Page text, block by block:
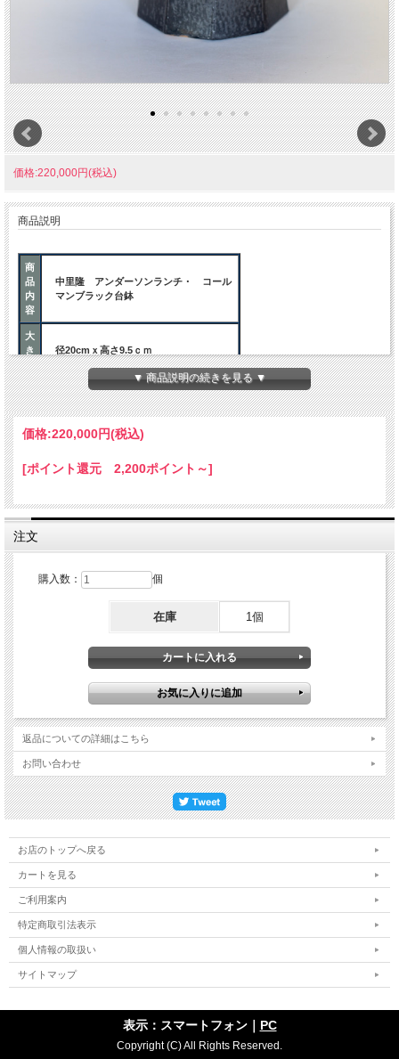
価格:220,000円(税込)
商品説明
商
品
内
容
中里隆 アンダーソンランチ・ コール
マンブラック台鉢
大
き
さ
径20cmｘ高さ9.5ｃｍ
ご
注
使いはじめ
陶器は大変吸水性の高いものです。
いになると、食べ物の汁や醤油などが器
の中に浸み込み、汚れることがありま
はじめにお使いになるときは、半日くら
い水の中に浸し、十分に器を湿らせてお
▼ 商品説明の続きを見る ▼
価格:220,000円(税込)
[ポイント還元 2,200ポイント～]
注文
購入数： 個
在庫 1個
返品についての詳細はこちら
お問い合わせ
お店のトップへ戻る
カートを見る
ご利用案内
特定商取引法表示
個人情報の取扱い
サイトマップ
表示：スマートフォン｜ PC
Copyright (C) All Rights Reserved.